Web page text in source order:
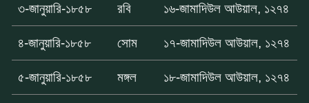
৩-জানুয়ারি-১৮৫৮ রবি ১৬-জামাদিউল আউয়াল, ১২৭৪
৪-জানুয়ারি-১৮৫৮ সোম ১৭-জামাদিউল আউয়াল, ১২৭৪
৫-জানুয়ারি-১৮৫৮ মঙ্গল ১৮-জামাদিউল আউয়াল, ১২৭৪